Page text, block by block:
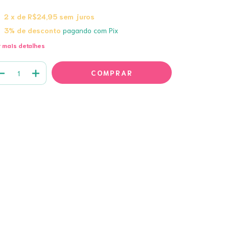
2 x de R$24,95 sem juros
3% de desconto pagando com Pix
mais detalhes